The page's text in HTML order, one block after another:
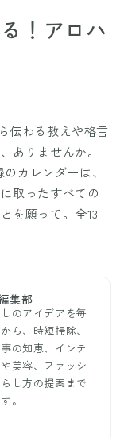
！アロハ
伝わる教えや格言
ありませんか。
カレンダーは、
取ったすべての
を願って。全13
集部
のアイデアを毎
ら、時短掃除、
の知恵、インテ
美容、ファッシ
し方の提案まで
。